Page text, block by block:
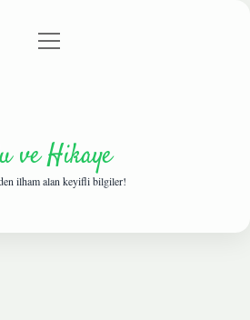
Gizlilik Politikası
menüyü
ve Hikaye
ilham alan keyifli bilgiler!